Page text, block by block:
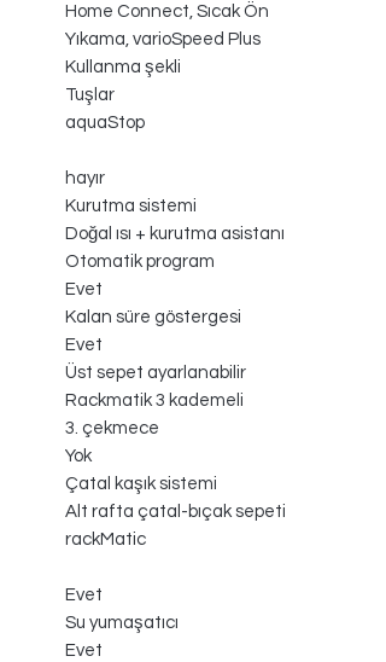
Home Connect, Sıcak Ön
Yıkama, varioSpeed Plus
Kullanma şekli
Tuşlar
aquaStop
hayır
Kurutma sistemi
Doğal ısı + kurutma asistanı
Otomatik program
Evet
Kalan süre göstergesi
Evet
Üst sepet ayarlanabilir
Rackmatik 3 kademeli
3. çekmece
Yok
Çatal kaşık sistemi
Alt rafta çatal-bıçak sepeti
rackMatic
Evet
Su yumaşatıcı
Evet